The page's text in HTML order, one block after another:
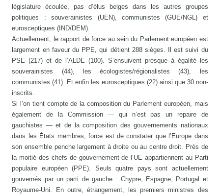
législature écoulée, pas d’élus belges dans les autres groupes
politiques : souverainistes (UEN), communistes (GUE/NGL) et
eurosceptiques (IND/DEM).
Actuellement, le rapport de force au sein du Parlement européen est
largement en faveur du PPE, qui détient 288 sièges. Il est suivi du
PSE (217) et de l’ALDE (100). S’ensuivent presque à égalité les
souverainistes (44), les écologistes/régionalistes (43), les
communistes (41). Et enfin les eurosceptiques (22) ainsi que 30 non-
inscrits.
Si l’on tient compte de la composition du Parlement européen, mais
également de la Commission — qui n’est pas un repaire de
gauchistes — et de la composition des gouvernements nationaux
dans les États membres, force est de constater que l’Europe dans
son ensemble penche largement à droite ou au centre droit. Près de
la moitié des chefs de gouvernement de l’UE appartiennent au Parti
populaire européen (PPE). Seuls quatre pays sont actuellement
gouvernés par un parti de gauche : Chypre, Espagne, Portugal et
Royaume-Uni. En outre, étrangement, les premiers ministres des